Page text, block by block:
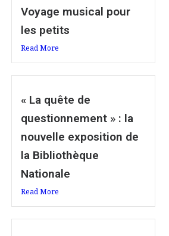
Voyage musical pour
les petits
Read More
« La quête de
questionnement » : la
nouvelle exposition de
la Bibliothèque
Nationale
Read More